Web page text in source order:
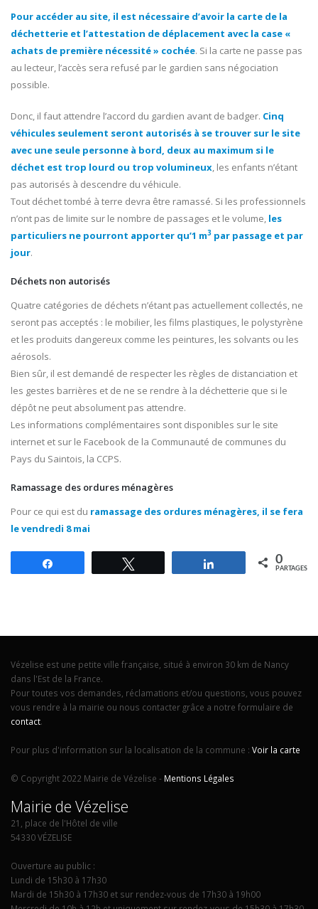
Pour accéder au site, il est nécessaire d’avoir la carte de la
déchetterie et l’attestation de déplacement avec la case «
achats de première nécessité » cochée. Si la carte ne passe pas
au lecteur, l’accès sera refusé par le gardien sans négociation
possible.
Donc, il faut attendre l’accord du gardien avant de badger. Cinq
véhicules seulement seront autorisés à se trouver sur le site
avec une seule personne à bord, deux au maximum si le
déchet est trop lourd ou trop volumineux , les enfants n’étant
pas autorisés à descendre du véhicule.
Tout déchet tombé à terre devra être ramassé. Si les professionnels
n’ont pas de limite sur le nombre de passages et le volume, les
particuliers ne pourront apporter qu’1 m3 par passage et par
jour.
Déchets non autorisés
Quatre catégories de déchets n’étant pas actuellement collectés, ne
seront pas acceptés : le mobilier, les films plastiques, le polystyrène
et les produits dangereux comme les peintures, les solvants ou les
aérosols.
Bien sûr, il est demandé de respecter les règles de distanciation et
les gestes barrières et de ne se rendre à la déchetterie que si le
dépôt ne peut absolument pas attendre.
Les informations complémentaires sont disponibles sur le site
internet et sur le Facebook de la Communauté de communes du
Pays du Saintois, la CCPS.
Ramassage des ordures ménagères
Pour ce qui est du ramassage des ordures ménagères, il se fera
le vendredi 8 mai
Partagez 0
PARTAGES
Vézelise est une petite ville française, situé à environ 30 km de Nancy
dans l'Est de la France.
Pour toutes vos demandes, réclamations et/ou questions, vous pouvez
vous rendre à la mairie ou nous contacter grâce a notre formulaire de
contact.
Pour plus d'information sur la localisation de la commune : Voir la carte
© Copyright 2022 Mairie de Vézelise - Mentions Légales
Mairie de Vézelise
21, place de l'Hôtel de ville
54330 VÉZELISE
Ouverture au public :
Lundi de 15h30 à 17h30
Mardi de 15h30 à 17h30 et sur rendez-vous de 17h30 à 19h00